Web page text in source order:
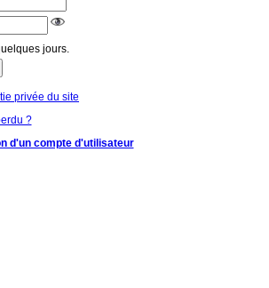
jours.
privée du site
?
d'un compte d'utilisateur